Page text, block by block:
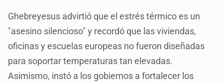
Ghebreyesus advirtió que el estrés térmico es un
"asesino silencioso" y recordó que las viviendas,
oficinas y escuelas europeas no fueron diseñadas
para soportar temperaturas tan elevadas.
Asimismo, instó a los gobiernos a fortalecer los